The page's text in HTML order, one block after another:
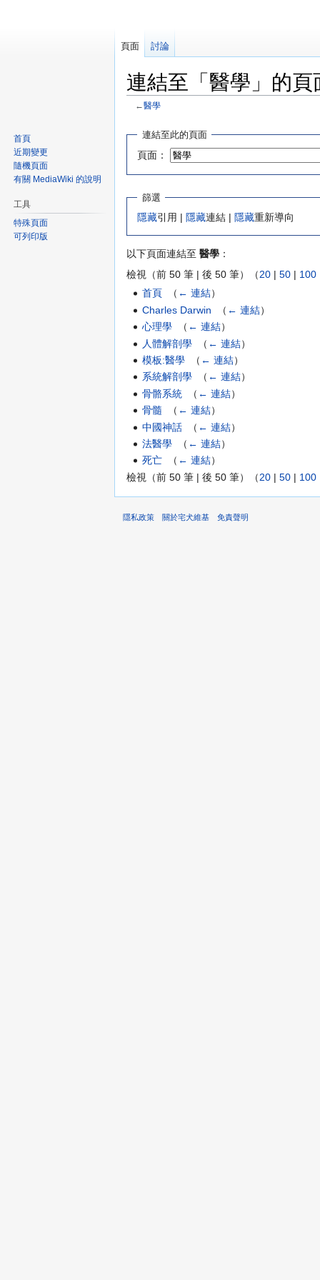
連結至「醫學」的頁
←醫學
覽
尋
連結至此的頁面
頁面：
篩選
隱藏引用 | 隱藏連結 | 隱藏重新導向
以下頁面連結至 醫學 ：
檢視（前 50 筆 | 後 50 筆）（20 | 50 | 100
首頁
（ ← 連結）
Charles Darwin
（ ← 連結）
心理學
（ ← 連結）
人體解剖學
（ ← 連結）
模板:醫學
（ ← 連結）
系統解剖學
（ ← 連結）
骨骼系統
（ ← 連結）
骨髓
（ ← 連結）
中國神話
（ ← 連結）
法醫學
（ ← 連結）
死亡
（ ← 連結）
檢視（前 50 筆 | 後 50 筆）（20 | 50 | 100
頁面 討論
首頁
近期變更
隨機頁面
有關 MediaWiki 的說明
工具
特殊頁面
可列印版
隱私政策 關於宅犬維基 免責聲明